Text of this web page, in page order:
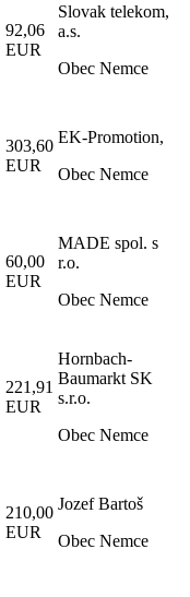
92,06
EUR
Slovak telekom,
a.s.
Obec Nemce
303,60
EUR
EK-Promotion,
Obec Nemce
60,00
EUR
MADE spol. s
r.o.
Obec Nemce
221,91
EUR
Hornbach-
Baumarkt SK
s.r.o.
Obec Nemce
210,00
EUR
Jozef Bartoš
Obec Nemce